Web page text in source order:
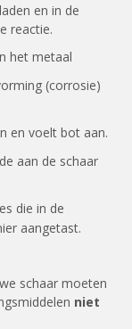
en in de
reactie.
het metaal
(corrosie)
en voelt bot aan.
aan de schaar
die in de
aangetast.
schaar moeten
niet